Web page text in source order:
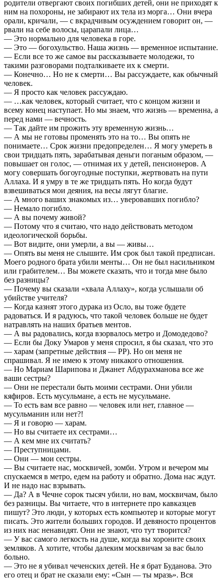
родители отвергают своих погибших детей, они не приходят к
ним на похороны, не забирают их тела из морга… Они вчера
орали, кричали, — с вкрадчивым осуждением говорит он, —
рвали на себе волосы, царапали лица…
— Это нормально для человека в горе.
— Это — богохульство. Наша жизнь — временное испытание.
— Если все то же самое вы рассказываете молодежи, то
такими разговорами подталкиваете их к смерти.
— Конечно… Но не к смерти… Вы рассуждаете, как обычный
человек.
— Я просто как человек рассуждаю.
— …как человек, который считает, что с концом жизни и
всему конец наступает. Но мы знаем, что жизнь — временна, а
перед нами — вечность.
— Так дайте им прожить эту временную жизнь…
— А мы не готовы променять это на то… Вы опять не
понимаете… Срок жизни предопределен… Я могу умереть в
свои тридцать пять, зарабатывая деньги поганым образом, —
повышает он голос, — отнимая их у детей, пенсионеров. А
могу совершать богоугодные поступки, жертвовать на пути
Аллаха. И я умру в те же тридцать пять. Но когда будут
взвешиваться мои деяния, на весы лягут благие.
— А много ваших знакомых из… уверовавших погибло?
— Немало погибло.
— А вы почему живой?
— Потому что я считаю, что надо действовать методом
идеологической борьбы.
— Вот видите, они умерли, а вы — живы…
— Опять вы меня не слышите. Им срок был такой предписан.
Моего родного брата убили менты… Он не был насильником
или грабителем… Вы можете сказать, что и тогда мне было
без разницы?
— Почему вы сказали «хвала Аллаху», когда услышали об
убийстве учителя?
— Когда казнят этого дурака из Осло, вы тоже будете
радоваться. И я радуюсь, что такой человек больше не будет
натравлять на наших братьев ментов.
— А вы радовались, когда взорвалось метро и Домодедово?
— Если бы Доку Умаров у меня спросил, я бы сказал, что это
— харам (запретные действия — РР). Но он меня не
спрашивал. Я не имею к этому никакого отношения.
— Но Мариам Шарипова и Джанет Абдурахманова все же
ваши сестры?
— Они не перестали быть моими сестрами. Они убили
кяфиров. Есть мусульмане, а есть не мусульмане.
— То есть вам все равно — человек или нет, главное —
мусульманин или нет?!
— Я и говорю — харам.
— Но вы считаете их сестрами…
— А кем мне их считать?
— Преступницами.
— Они — мои сестры.
— Вы считаете нас, москвичей, зомби. Утром и вечером мы
спускаемся в метро, едем на работу и обратно. Дома нас ждут.
И не надо нас взрывать.
— Да? А в Чечне сорок тысяч убили, но вам, москвичам, было
без разницы. Вы читаете, что в интернете про кавказцев
пишут? Это люди, у которых есть компьютер и которые могут
писать. Это жители больших городов. И девяносто процентов
из них нас ненавидят. Они не знают, что тут творится?
— У вас самого легкость на душе, когда вы хороните своих
земляков. А хотите, чтобы далеким москвичам за вас было
больно.
— Это не я убивал чеченских детей. Не я брат Буданова. Это
его отец и брат не сказали ему: «Сын — ты мразь». Вся